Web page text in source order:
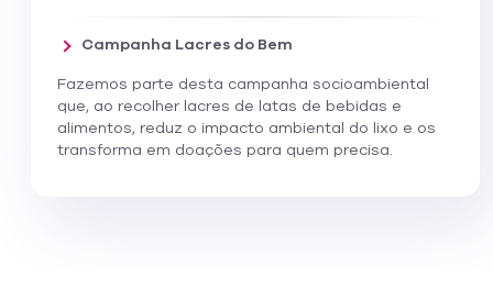
Campanha Lacres do Bem
Fazemos parte desta campanha socioambiental
que, ao recolher lacres de latas de bebidas e
alimentos, reduz o impacto ambiental do lixo e os
transforma em doações para quem precisa.